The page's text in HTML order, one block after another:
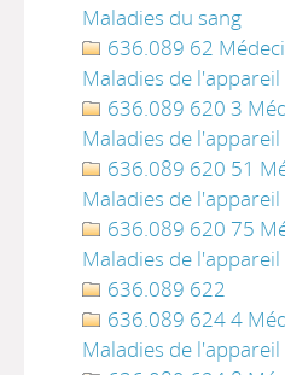
Maladies du sang
636.089 62
Maladies de
636.089 620 3
Maladies de
636.089 620 51
Maladies de
636.089 620 75
Maladies de
636.089 622
636.089 624 4
Maladies de